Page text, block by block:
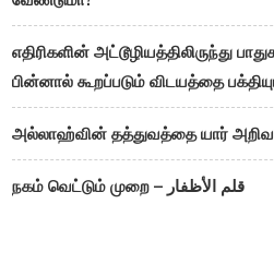
எதிரிகளின் அட்டூழியத்திலிருந்து
பின்னால் கூறப்படும் விடயத்தை
அல்லாஹ்வின் தத்துவத்தை யார்
நகம் வெட்டும் முறை – قلم الأظفار